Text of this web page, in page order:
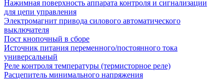
Нажимная поверхность аппарата контроля и сигнализации
для цепи управления
Электромагнит привода силового автоматического
выключателя
Пост кнопочный в сборе
Источник питания переменного/постоянного тока
универсальный
Реле контроля температуры (термисторное реле)
Расцепитель минимального напряжения